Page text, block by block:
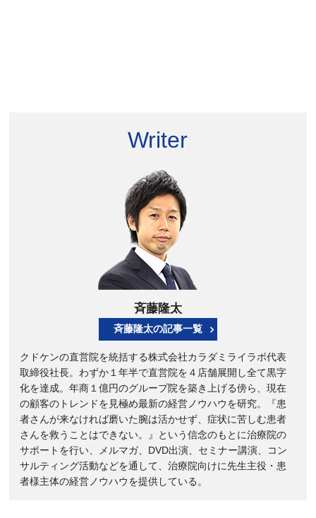
Writer
斉藤隆太
斉藤隆太の記事一覧
クドケンの直営院を統括する株式会社カラダミライラボ代表
取締役社長。わずか１年半で直営院を４店舗展開し全て黒字
化を達成。年商１億円のグループ院を築き上げる傍ら、現在
の顧客のトレンドを見極め最新の経営ノウハウを研究。『患
者さんが来なければ磨いた腕は活かせず、症状に苦しむ患者
さんを救うことはできない。』という信念のもとに治療院の
サポートを行い、メルマガ、DVD出演、セミナー講演、コン
サルティング活動などを通して、治療院向けに先生主役・患
者様主体の経営ノウハウを提供している。